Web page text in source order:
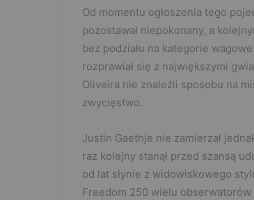
Od momentu ogłoszenia tego
pozostawał niepokonany, a
bez podziału na kategorie
rozprawiał się z największymi
Oliveira nie znaleźli sposobu na
zwycięstwo.
Justin Gaethje nie zamierzał
raz kolejny stanął przed szansą
od lat słynie z widowiskowego
Freedom 250 wielu